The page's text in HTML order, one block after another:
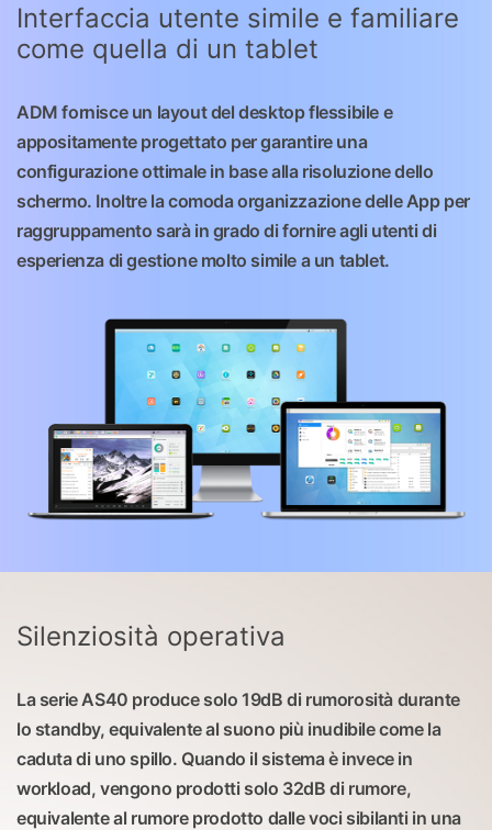
Interfaccia utente simile e familiare
come quella di un tablet
ADM fornisce un layout del desktop flessibile e
appositamente progettato per garantire una
configurazione ottimale in base alla risoluzione dello
schermo. Inoltre la comoda organizzazione delle App per
raggruppamento sarà in grado di fornire agli utenti di
esperienza di gestione molto simile a un tablet.
Silenziosità operativa
La serie AS40 produce solo 19dB di rumorosità durante
lo standby, equivalente al suono più inudibile come la
caduta di uno spillo. Quando il sistema è invece in
workload, vengono prodotti solo 32dB di rumore,
equivalente al rumore prodotto dalle voci sibilanti in una